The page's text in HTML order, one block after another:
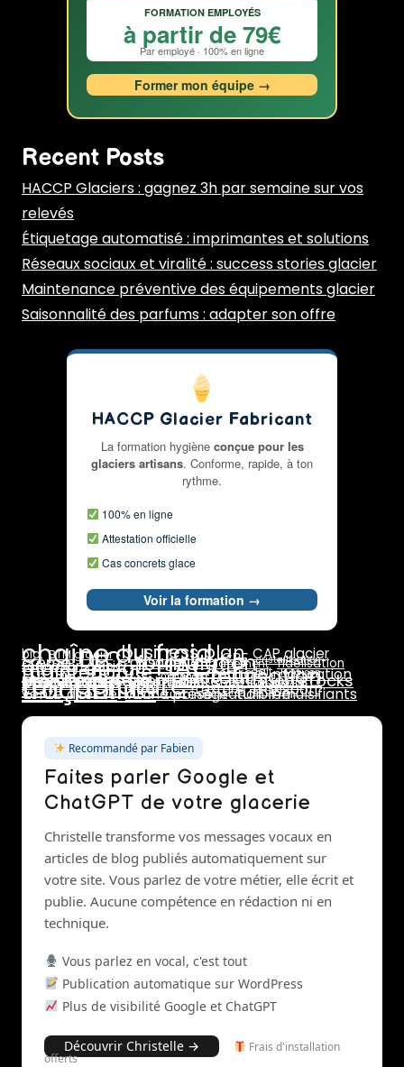
FORMATION EMPLOYÉS
à partir de 79€
Par employé · 100% en ligne
Former mon équipe →
Recent Posts
HACCP Glaciers : gagnez 3h par semaine sur vos
relevés
Étiquetage automatisé : imprimantes et solutions
Réseaux sociaux et viralité : success stories glacier
Maintenance préventive des équipements glacier
Saisonnalité des parfums : adapter son offre
HACCP Glacier Fabricant
La formation hygiène conçue pour les
glaciers artisans. Conforme, rapide, à ton
rythme.
100% en ligne
Attestation officielle
Cas concrets glace
Voir la formation →
bio BTM glacier business plan CAP glacier
chaîne du froid CPF cristallisation
crème DLC dosage emplacement fidélisation
formation glacier formulation
glace au lait HACCP lait livraison
maintenance marchés marge maturation
pannes pasteurisateur pasteurisation
prix de vente rentabilité rotation stocks
réseaux sociaux saisonnalité stab stabilisant
stabilisants stabilisateur sucres surgélation
température texture transport
traçabilité turbinage turbine
vente directe vitrine présentation émulsifiants
Recommandé par Fabien
Faites parler Google et
ChatGPT de votre glacerie
Christelle transforme vos messages vocaux en
articles de blog publiés automatiquement sur
votre site. Vous parlez de votre métier, elle écrit et
publie. Aucune compétence en rédaction ni en
technique.
Vous parlez en vocal, c'est tout
Publication automatique sur WordPress
Plus de visibilité Google et ChatGPT
Découvrir Christelle → Frais d'installation
offerts